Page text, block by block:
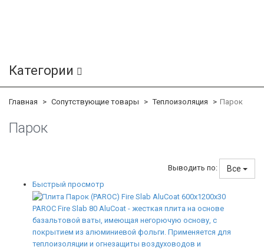
Категории
Главная Сопутствующие товары Теплоизоляция Парок
Парок
Выводить по: Все
Быстрый просмотр
PAROC Fire Slab 80 AluCoat - жесткая плита на основе
базальтовой ваты, имеющая негорючую основу, с
покрытием из алюминиевой фольги. Применяется для
теплоизоляции и огнезащиты воздуховодов и